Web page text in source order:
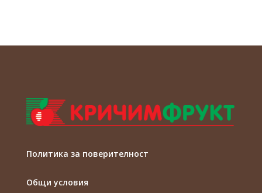
Политика за поверителност
Общи условия